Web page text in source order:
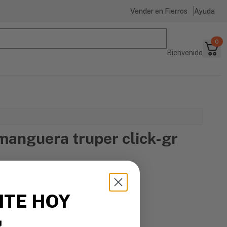
Vender en Fierros Ayuda
Bienvenido
0
truper click-gr
HOY